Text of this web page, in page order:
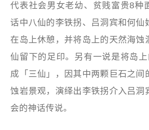
代表社会男女老幼、贫贱富贵8种
话中八仙的李铁拐、吕洞宾和何仙
在岛上休憩，并将岛上的天然海蚀
仙留下的足印。另有一说是将岛
成「三仙」，因其中两颗巨石之间
蚀岩景观，演绎出李铁拐介入吕洞
会的神话传说。